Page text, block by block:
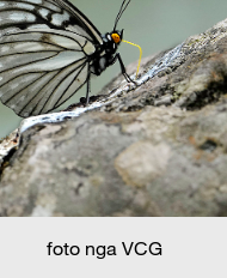
foto nga VCG